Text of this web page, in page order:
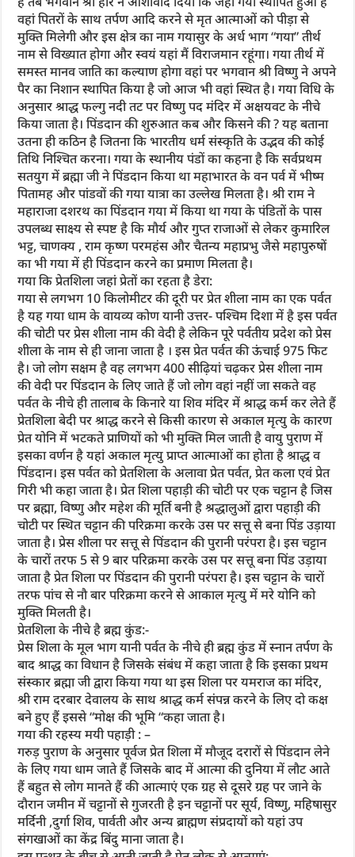
वहां पितरों के साथ तर्पण आदि करने से मृत आत्माओं को पीड़ा से
मुक्ति मिलेगी और इस क्षेत्र का नाम गयासुर के अर्ध भाग “गया” तीर्थ
नाम से विख्यात होगा और स्वयं यहां मैं विराजमान रहूंगा। गया तीर्थ में
समस्त मानव जाति का कल्याण होगा वहां पर भगवान श्री विष्णु ने अपने
पैर का निशान स्थापित किया है जो आज भी वहां स्थित है। गया विधि के
अनुसार श्राद्ध फल्गु नदी तट पर विष्णु पद मंदिर में अक्षयवट के नीचे
किया जाता है। पिंडदान की शुरुआत कब और किसने की ? यह बताना
उतना ही कठिन है जितना कि भारतीय धर्म संस्कृति के उद्भव की कोई
तिथि निश्चित करना। गया के स्थानीय पंडों का कहना है कि सर्वप्रथम
सतयुग में ब्रह्मा जी ने पिंडदान किया था महाभारत के वन पर्व में भीष्म
पितामह और पांडवों की गया यात्रा का उल्लेख मिलता है। श्री राम ने
महाराजा दशरथ का पिंडदान गया में किया था गया के पंडितों के पास
उपलब्ध साक्ष्य से स्पष्ट है कि मौर्य और गुप्त राजाओं से लेकर कुमारिल
भट्ट, चाणक्य , राम कृष्ण परमहंस और चैतन्य महाप्रभु जैसे महापुरुषों
का भी गया में ही पिंडदान करने का प्रमाण मिलता है।
गया कि प्रेतशिला जहां प्रेतों का रहता है डेरा:
गया से लगभग 10 किलोमीटर की दूरी पर प्रेत शीला नाम का एक पर्वत
है यह गया धाम के वायव्य कोण यानी उत्तर- पश्चिम दिशा में है इस पर्वत
की चोटी पर प्रेस शीला नाम की वेदी है लेकिन पूरे पर्वतीय प्रदेश को प्रेस
शीला के नाम से ही जाना जाता है । इस प्रेत पर्वत की ऊंचाई 975 फिट
है। जो लोग सक्षम है वह लगभग 400 सीढ़ियां चढ़कर प्रेस शीला नाम
की वेदी पर पिंडदान के लिए जाते हैं जो लोग वहां नहीं जा सकते वह
पर्वत के नीचे ही तालाब के किनारे या शिव मंदिर में श्राद्ध कर्म कर लेते हैं
प्रेतशिला बेदी पर श्राद्ध करने से किसी कारण से अकाल मृत्यु के कारण
प्रेत योनि में भटकते प्राणियों को भी मुक्ति मिल जाती है वायु पुराण में
इसका वर्णन है यहां अकाल मृत्यु प्राप्त आत्माओं का होता है श्राद्ध व
पिंडदान। इस पर्वत को प्रेतशिला के अलावा प्रेत पर्वत, प्रेत कला एवं प्रेत
गिरी भी कहा जाता है। प्रेत शिला पहाड़ी की चोटी पर एक चट्टान है जिस
पर ब्रह्मा, विष्णु और महेश की मूर्ति बनी है श्रद्धालुओं द्वारा पहाड़ी की
चोटी पर स्थित चट्टान की परिक्रमा करके उस पर सत्तू से बना पिंड उड़ाया
जाता है। प्रेस शीला पर सत्तू से पिंडदान की पुरानी परंपरा है। इस चट्टान
के चारों तरफ 5 से 9 बार परिक्रमा करके उस पर सत्तू बना पिंड उड़ाया
जाता है प्रेत शिला पर पिंडदान की पुरानी परंपरा है। इस चट्टान के चारों
तरफ पांच से नौ बार परिक्रमा करने से आकाल मृत्यु में मरे योनि को
मुक्ति मिलती है।
प्रेतशिला के नीचे है ब्रह्म कुंड:-
प्रेस शिला के मूल भाग यानी पर्वत के नीचे ही ब्रह्म कुंड में स्नान तर्पण के
बाद श्राद्ध का विधान है जिसके संबंध में कहा जाता है कि इसका प्रथम
संस्कार ब्रह्मा जी द्वारा किया गया था इस शिला पर यमराज का मंदिर,
श्री राम दरबार देवालय के साथ श्राद्ध कर्म संपन्न करने के लिए दो कक्ष
बने हुए हैं इससे “मोक्ष की भूमि “कहा जाता है।
गया की रहस्य मयी पहाड़ी : –
गरुड़ पुराण के अनुसार पूर्वज प्रेत शिला में मौजूद दरारों से पिंडदान लेने
के लिए गया धाम जाते हैं जिसके बाद में आत्मा की दुनिया में लौट आते
हैं बहुत से लोग मानते हैं की आत्माएं एक ग्रह से दूसरे ग्रह पर जाने के
दौरान जमीन में चट्टानों से गुजरती है इन चट्टानों पर सूर्य, विष्णु, महिषासुर
मर्दिनी ,दुर्गा शिव, पार्वती और अन्य ब्राह्मण संप्रदायों को यहां उप
संगखाओं का केंद्र बिंदु माना जाता है।